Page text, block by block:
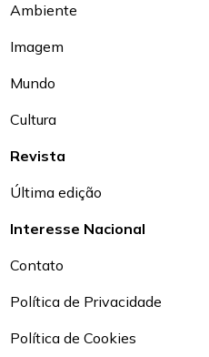
Ambiente
Imagem
Mundo
Cultura
Revista
Última edição
Interesse Nacional
Contato
Política de Privacidade
Política de Cookies